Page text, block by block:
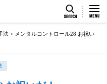
法 > メンタルコントロール28 お祝い